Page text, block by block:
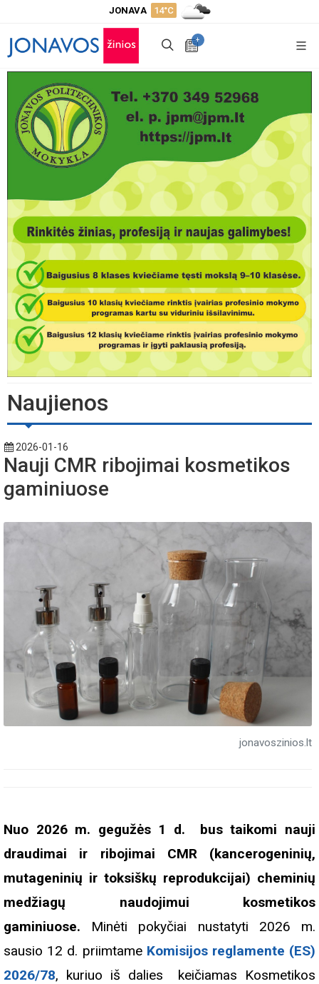
JONAVA 14°C
+
Naujienos
2026-01-16
Nauji CMR ribojimai kosmetikos
gaminiuose
jonavoszinios.lt
Nuo 2026 m. gegužės 1 d. bus taikomi nauji
draudimai ir ribojimai CMR (kancerogeninių,
mutageninių ir toksiškų reprodukcijai) cheminių
medžiagų naudojimui kosmetikos
gaminiuose.
Minėti pokyčiai nustatyti 2026 m.
sausio 12 d. priimtame Komisijos reglamente (ES)
2026/78, kuriuo iš dalies keičiamas Kosmetikos